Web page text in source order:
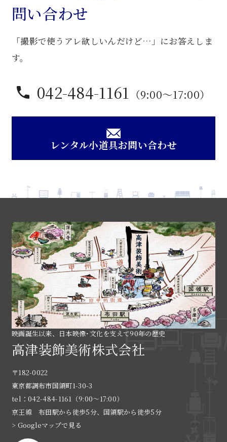
個
問い合わせ
「撮影で使うアレ欲しいんだけど…」にお答えしま
す。
042-484-1161 （9:00〜17:00）
レンタル小道具お問い合わせ
映画誕生以来、日本映像･文化を支えて90年の歴史
高津装飾美術株式会社
〒182-0022
東京都調布市国領町1-30-3
tel：042-484-1161（9:00〜17:00）
京王線 布田駅から徒歩5分、国領駅から徒歩5分
> Googleマップで見る